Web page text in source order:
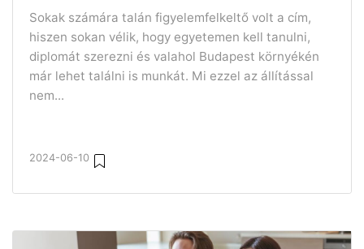
Sokak számára talán figyelemfelkeltő volt a cím,
hiszen sokan vélik, hogy egyetemen kell tanulni,
diplomát szerezni és valahol Budapest környékén
már lehet találni is munkát. Mi ezzel az állítással
nem...
2024-06-10